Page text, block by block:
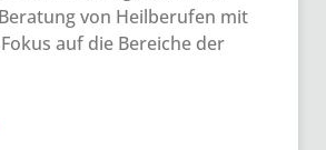
von Heilberufen mit
auf die Bereiche der